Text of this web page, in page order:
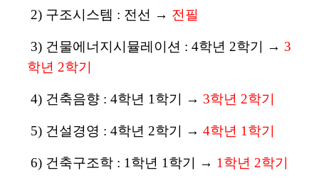
2) 구조시스템 : 전선 → 전필
3) 건물에너지시뮬레이션 : 4학년 2학기 → 3
학년 2학기
4) 건축음향 : 4학년 1학기 → 3학년 2학기
5) 건설경영 : 4학년 2학기 → 4학년 1학기
6) 건축구조학 : 1학년 1학기 → 1학년 2학기